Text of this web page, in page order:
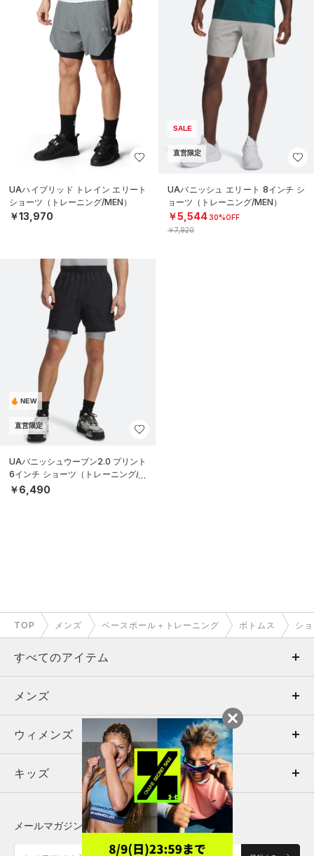
UAハイブリッド トレイン エリート
ショーツ（トレーニング/MEN）
￥13,970
SALE
直営限定
UAバニッシュ エリート 8インチ シ
ョーツ（トレーニング/MEN）
￥5,54430%OFF
￥7,920
NEW
直営限定
UAバニッシュウーブン2.0 プリント
6インチ ショーツ（トレーニング/M
EN）
￥6,490
TOP メンズ ベースボール＋トレーニング ボトムス シ
すべてのアイテム
メンズ
ウィメンズ
キッズ
メンズ
トップス
ボトムス
アクセサリー
ウィメンズ
トップス
シューズ
キッズ
メールマガジンに登録する